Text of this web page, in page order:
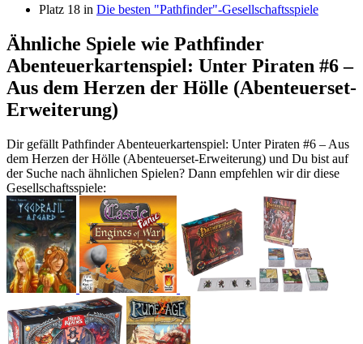
Platz 18 in Die besten "Pathfinder"-Gesellschaftsspiele
Ähnliche Spiele wie Pathfinder
Abenteuerkartenspiel: Unter Piraten #6 –
Aus dem Herzen der Hölle (Abenteuerset-
Erweiterung)
Dir gefällt Pathfinder Abenteuerkartenspiel: Unter Piraten #6 – Aus
dem Herzen der Hölle (Abenteuerset-Erweiterung) und Du bist auf
der Suche nach ähnlichen Spielen? Dann empfehlen wir dir diese
Gesellschaftsspiele: